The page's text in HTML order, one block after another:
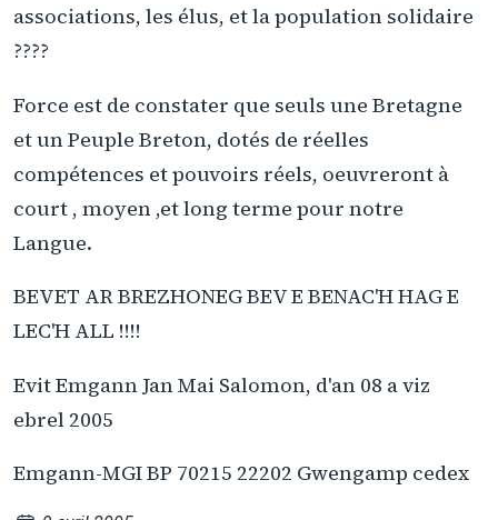
associations, les élus, et la population solidaire
????
Force est de constater que seuls une Bretagne
et un Peuple Breton, dotés de réelles
compétences et pouvoirs réels, oeuvreront à
court , moyen ,et long terme pour notre
Langue.
BEVET AR BREZHONEG BEV E BENAC'H HAG E
LEC'H ALL !!!!
Evit Emgann Jan Mai Salomon, d'an 08 a viz
ebrel 2005
Emgann-MGI BP 70215 22202 Gwengamp cedex